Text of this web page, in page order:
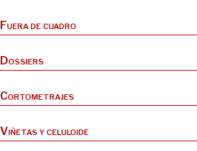
Fuera de cuadro
Dossiers
Cortometrajes
Viñetas y celuloide